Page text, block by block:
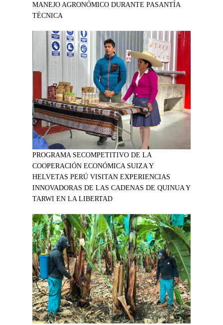
MANEJO AGRONÓMICO DURANTE PASANTÍA
TÉCNICA
PROGRAMA SECOMPETITIVO DE LA
COOPERACIÓN ECONÓMICA SUIZA Y
HELVETAS PERÚ VISITAN EXPERIENCIAS
INNOVADORAS DE LAS CADENAS DE QUINUA Y
TARWI EN LA LIBERTAD